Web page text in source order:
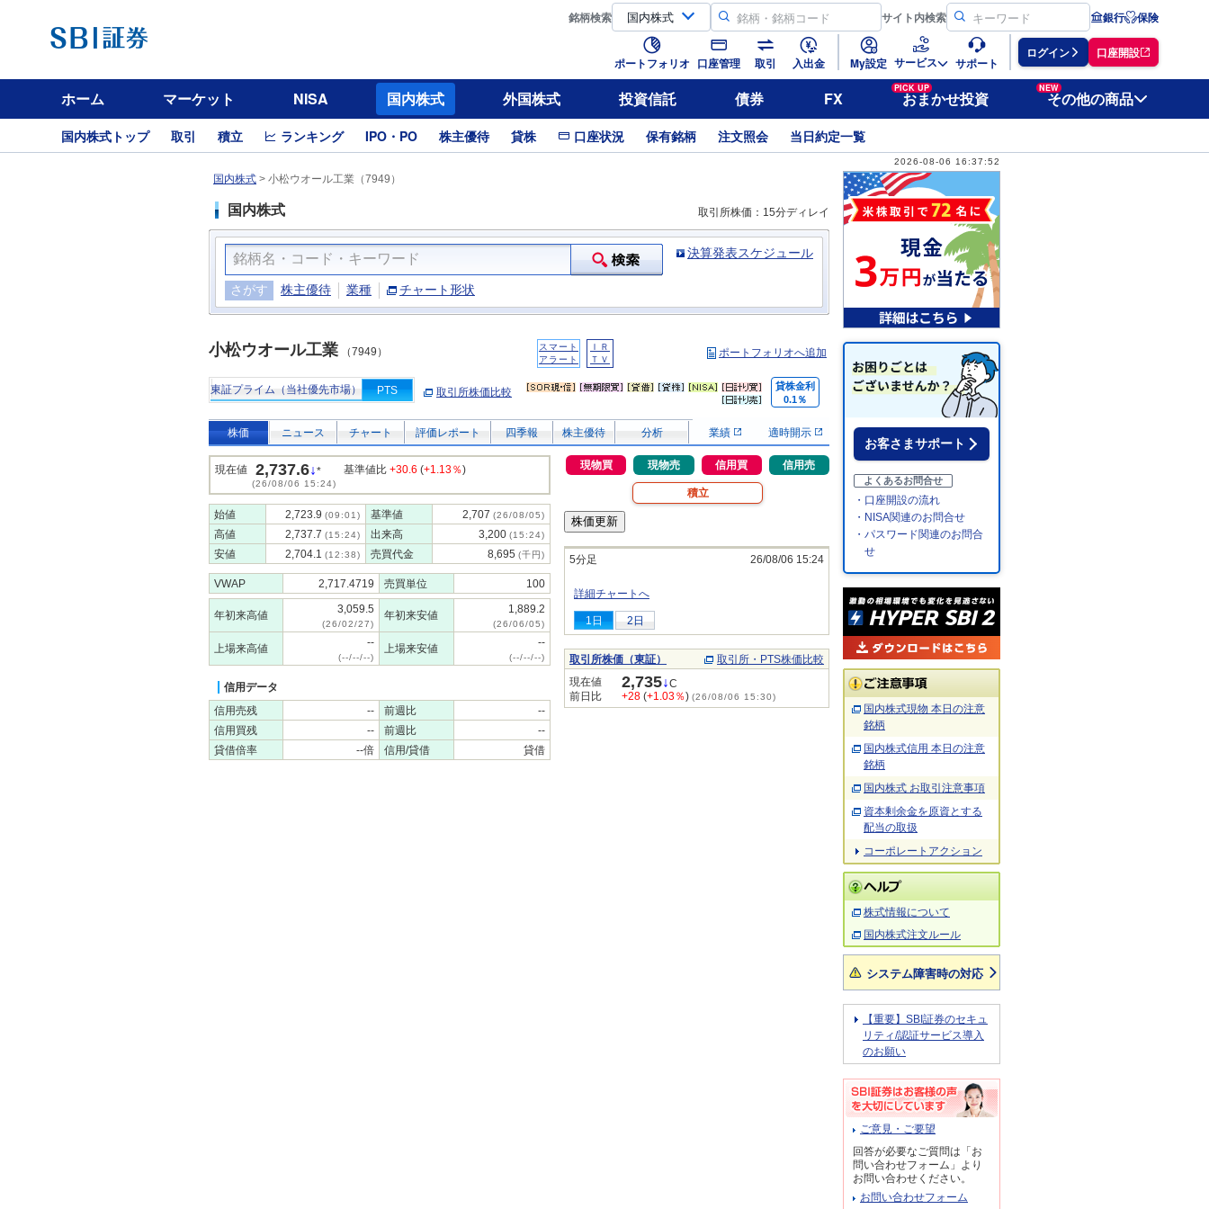
銘柄検索 サイト内検索 銀行 保険
ポートフォリオ 口座管理 取引 入出金 My設定 サービス サポート
ログイン 口座開設
ホーム マーケット NISA 国内株式 外国株式 投資信託 債券 FX
PICK UP
おまかせ投資
NEW
その他の商品
国内株式トップ 取引 積立 ランキング IPO・PO 株主優待 貸株 口座状況 保有銘柄 注文照会 当日約定一覧
2026-08-06 16:37:52
国内株式 > 小松ウオール工業（7949）
国内株式 取引所株価：15分ディレイ
決算発表スケジュール
さがす 株主優待 業種 チャート形状
小松ウオール工業 （7949）
スマート
アラート
ＩＲ
ＴＶ
ポートフォリオへ追加
東証プライム（当社優先市場） PTS 取引所株価比較
貸株金利
0.1％
株価 ニュース チャート 評価レポート 四季報 株主優待 分析 業績 適時開示
現在値 2,737.6↓*
(26/08/06 15:24)
基準値比 +30.6 (+1.13％)
始値 2,723.9 (09:01) 基準値 2,707 (26/08/05)
高値 2,737.7 (15:24) 出来高 3,200 (15:24)
安値 2,704.1 (12:38) 売買代金 8,695 (千円)
VWAP 2,717.4719 売買単位 100
年初来高値 3,059.5
(26/02/27)
年初来安値 1,889.2
(26/06/05)
上場来高値 --
(--/--/--)
上場来安値 --
(--/--/--)
信用データ
信用売残
-- 前週比
--
信用買残
-- 前週比
--
貸借倍率
--倍 信用/貸借 貸借
現物買 現物売 信用買 信用売
積立
5分足 26/08/06 15:24
詳細チャートへ
1日 2日
取引所株価（東証）
取引所・PTS株価比較
現在値
2,735↓C
前日比
+28 (+1.03％) (26/08/06 15:30)
お客さまサポート
よくあるお問合せ
・口座開設の流れ
・NISA関連のお問合せ
・パスワード関連のお問合
せ
国内株式現物 本日の注意
銘柄
国内株式信用 本日の注意
銘柄
国内株式 お取引注意事項
資本剰余金を原資とする
配当の取扱
コーポレートアクション
株式情報について
国内株式注文ルール
システム障害時の対応
【重要】SBI証券のセキュ
リティ/認証サービス導入
のお願い
ご意見・ご要望
回答が必要なご質問は「お
問い合わせフォーム」より
お問い合わせください。
お問い合わせフォーム